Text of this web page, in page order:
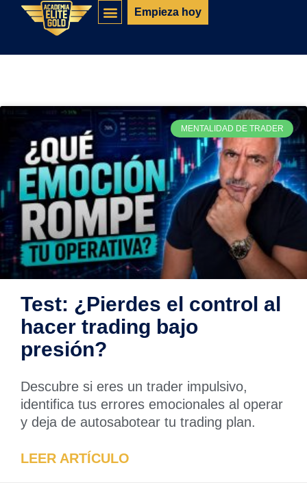
Empieza hoy
MENTALIDAD DE TRADER
Test: ¿Pierdes el control al
hacer trading bajo
presión?
Descubre si eres un trader impulsivo,
identifica tus errores emocionales al operar
y deja de autosabotear tu trading plan.
LEER ARTÍCULO